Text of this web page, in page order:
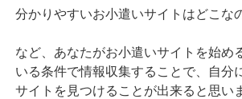
分かりやすいお小遣いサイトはどこな
など、あなたがお小遣いサイトを始め
いる条件で情報収集することで、自分
サイトを見つけることが出来ると思い